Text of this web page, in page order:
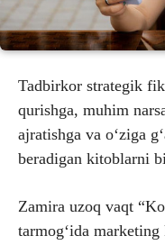
Tadbirkor strategik
qurishga, muhim
ajratishga va o‘ziga
beradigan kitoblarni
Zamira uzoq vaqt
tarmog‘ida